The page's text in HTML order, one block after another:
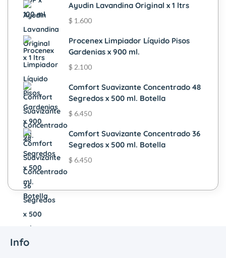
Ayudin Lavandina Original x 1 ltrs
$ 1.600
Procenex Limpiador Líquido Pisos
Gardenias x 900 ml.
$ 2.100
Comfort Suavizante Concentrado 48
Segredos x 500 ml. Botella
$ 6.450
Comfort Suavizante Concentrado 36
Segredos x 500 ml. Botella
$ 6.450
Info